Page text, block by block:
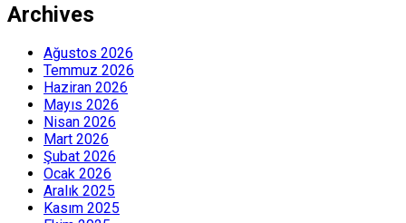
Archives
Ağustos 2026
Temmuz 2026
Haziran 2026
Mayıs 2026
Nisan 2026
Mart 2026
Şubat 2026
Ocak 2026
Aralık 2025
Kasım 2025